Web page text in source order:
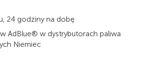
24 godziny na dobę
AdBlue® w dystrybutorach paliwa
Niemiec